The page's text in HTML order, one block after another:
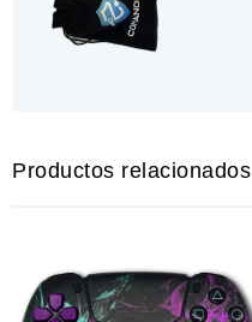
Productos relacionados